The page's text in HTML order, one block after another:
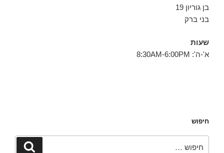
בן גוריון 19
בני ברק
שעות
א'-ה': 8:30AM-6:00PM
חיפוש
חיפוש